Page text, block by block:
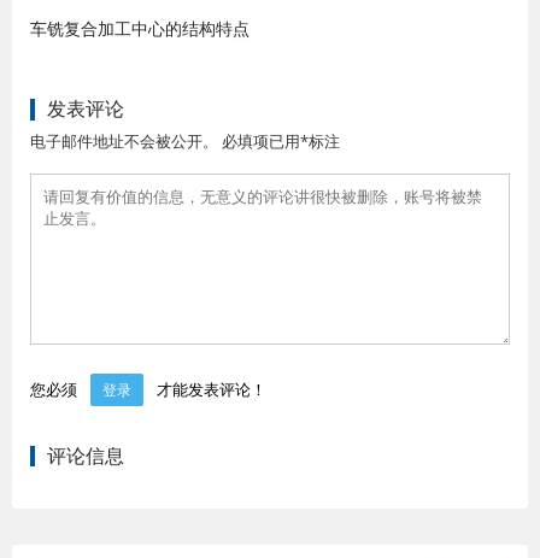
车铣复合加工中心的结构特点
发表评论
电子邮件地址不会被公开。 必填项已用*标注
您必须 登录 才能发表评论！
评论信息